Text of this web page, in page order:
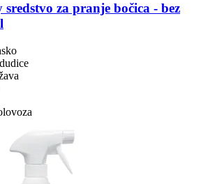
sredstvo za pranje bočica -​ bez